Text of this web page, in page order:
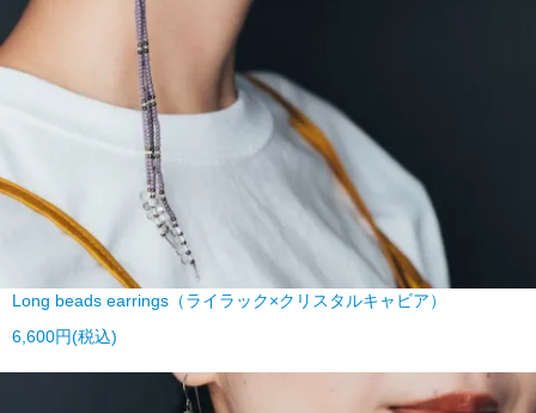
Long beads earrings（ライラック×クリスタルキャビア）
6,600円(税込)